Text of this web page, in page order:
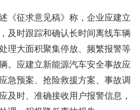
《征求意见稿》称，企业应建立
及时跟踪和确认长时间离线车辆
理大面积聚集停放、频繁报警等
。应建立新能源汽车安全事故应
急预案、抢险救援方案、事故调
及时、准确接收用户报警信息，